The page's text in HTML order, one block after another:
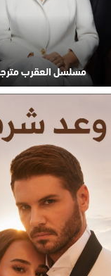
مسلسل العقرب